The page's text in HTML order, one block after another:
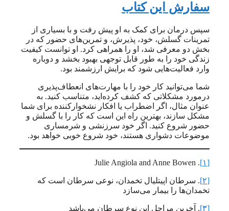
سفارش این کتاب
سپس درمان برای کمک به او پیش رفت و با بسیاری از
تمرینات گسلش، خود، پذیرش، و تمرین‌های حضور که در
بخش دو معرفی شد، او را همراهی کرد. او توانست کیفیت
زندگی خود را به طور قابل توجهی بهبود بخشد و دوباره
وارد فعالیت‌هایی شود که برایش ارزشمند بود.
شما می‌توانید کار خود را با مهارت‌های انعطاف‌پذیری
درمورد مشکلاتی که کشف کرده‌اید، متناسب کنید. به
عنوان مثال، اگر اضطراب یا افکار نشخوارکننده برای شما
مشکل سازند، بهترین راه این است که کار را با گسلش و
حضور شروع کنید. اگر خود سرزنشی و شرمساری
موضوعات دشواری هستند، خود شروع خوبی خواهد بود.
[۱] . Julie Angiola and Anne Bowen
[۲]
. سرطان اپیتلیال تخمدان، نوعی سرطان است که
تخمدان‌ها را بیمار می‌سازد
[۳] . آخرین مراحل این نوع سرطان می‌باشد